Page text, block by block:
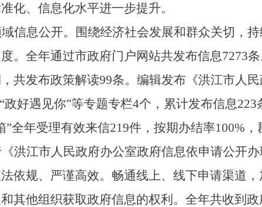
化、信息化水平进一步提升。
信息公开。围绕经济社会发展和群众关切，
。全年通过市政府门户网站共发布信息7273
共发布政策解读99条。编辑发布《洪江市人民
政好遇见你”等专题专栏4个，累计发布信息223
”全年受理有效来信219件，按期办结率100%，
洪江市人民政府办公室政府信息依申请公开办
依规、严谨高效。畅通线上、线下申请渠道
其他组织获取政府信息的权利。全年共收到